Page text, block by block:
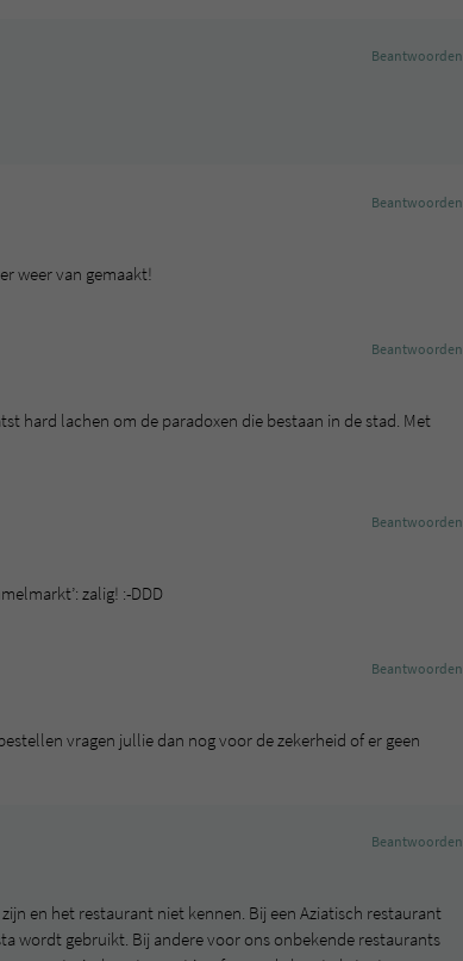
Beantwoorden
weer van gemaakt!
Beantwoorden
hard lachen om de paradoxen die bestaan in de stad. Met
Beantwoorden
zalig! :-DDD
Beantwoorden
vragen jullie dan nog voor de zekerheid of er geen
Beantwoorden
en het restaurant niet kennen. Bij een Aziatisch restaurant
wordt gebruikt. Bij andere voor ons onbekende restaurants
Beantwoorden